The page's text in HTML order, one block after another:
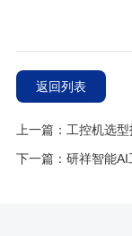
返回列表
上一篇：工控机选
下一篇：研祥智能AI